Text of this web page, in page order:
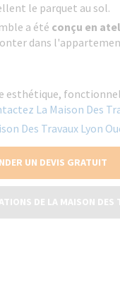
le parquet au sol.
a été conçu en
dans
esthétique,
La Maison Des
Des Travaux Lyon
UN DEVIS GRATUIT
DE LA MAISON DES